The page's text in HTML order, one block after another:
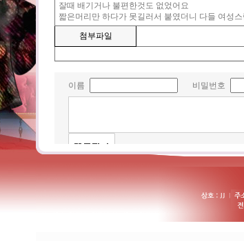
잘때 배기거나 불편한것도 없었어요
짧은머리만 하다가 못길러서 붙였더니 다들 여성
첨부파일
이름 비밀번호